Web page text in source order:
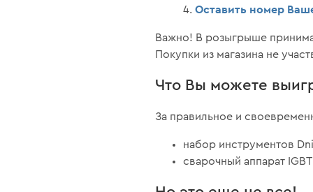
Оставить номер
Важно! В розыгрыше
Покупки из магазина не
Что Вы можете
За правильное и
набор инструментов
сварочный аппарат